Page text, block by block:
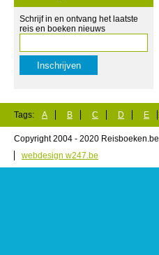
Schrijf in en ontvang het laatste
reis en boeken nieuws
Tags: A B C D E
Copyright 2004 - 2020 Reisboeken.be
webdesign w247.be